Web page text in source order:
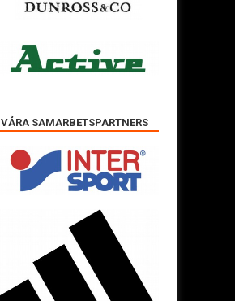
VÅRA SAMARBETSPARTNERS